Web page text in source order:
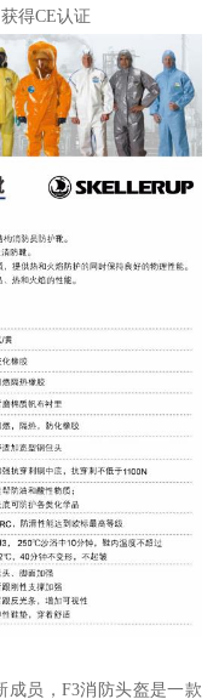
得CE认证
成员，F3消防头盔是一款